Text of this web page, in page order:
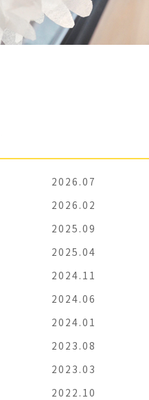
2026.07
2026.02
2025.09
2025.04
2024.11
2024.06
2024.01
2023.08
2023.03
2022.10